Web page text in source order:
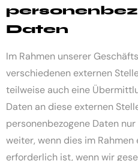
Daten
Im Rahmen unserer
verschiedenen externen
teilweise auch eine
Daten an diese externen
personenbezogene Daten
weiter, wenn dies im
erforderlich ist, wenn wir